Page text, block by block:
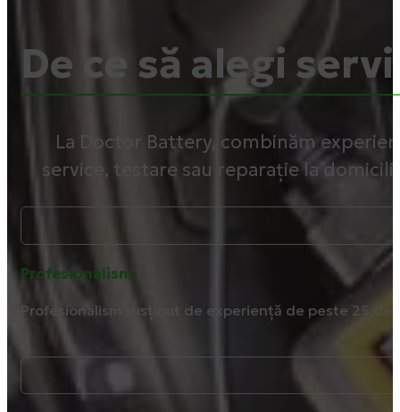
De ce să alegi
La Doctor Battery, combinăm
service, testare sau reparație la
Profesionalism
Profesionalism susținut de experiență de peste 25 de